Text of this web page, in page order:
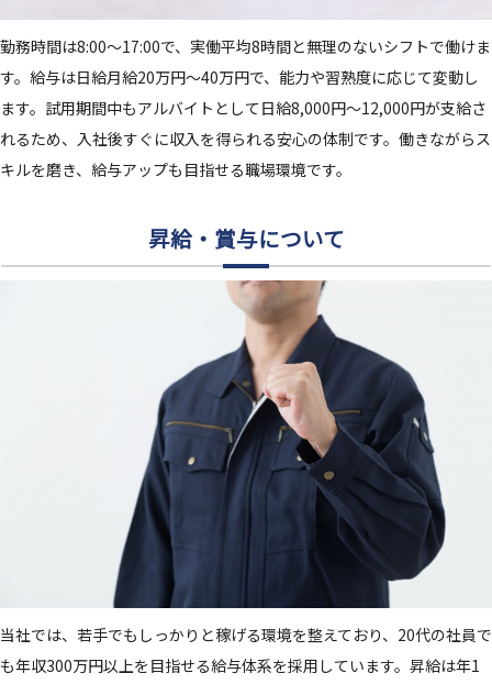
勤務時間は8:00～17:00で、実働平均8時間と無理のないシフトで働けま
す。給与は日給月給20万円～40万円で、能力や習熟度に応じて変動し
ます。試用期間中もアルバイトとして日給8,000円～12,000円が支給さ
れるため、入社後すぐに収入を得られる安心の体制です。働きながらス
キルを磨き、給与アップも目指せる職場環境です。
昇給・賞与について
当社では、若手でもしっかりと稼げる環境を整えており、20代の社員で
も年収300万円以上を目指せる給与体系を採用しています。昇給は年1